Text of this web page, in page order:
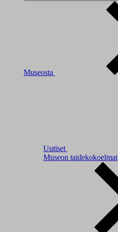
Museosta
Uutiset
Museon taidekokoelmat